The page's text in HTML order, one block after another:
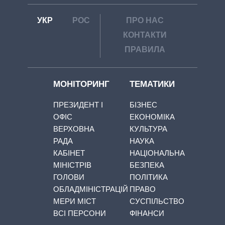
УКР РОС
ПРО НАС
КОНТАКТИ
ПРАВИЛА
МОНІТОРИНГ
ПРЕЗИДЕНТ І
ОФІС
ВЕРХОВНА
РАДА
КАБІНЕТ
МІНІСТРІВ
ГОЛОВИ
ОБЛАДМІНІСТРАЦІЙ
МЕРИ МІСТ
ВСІ ПЕРСОНИ
ТЕМАТИКИ
БІЗНЕС
ЕКОНОМІКА
КУЛЬТУРА
НАУКА
НАЦІОНАЛЬНА
БЕЗПЕКА
ПОЛІТИКА
ПРАВО
СУСПІЛЬСТВО
ФІНАНСИ